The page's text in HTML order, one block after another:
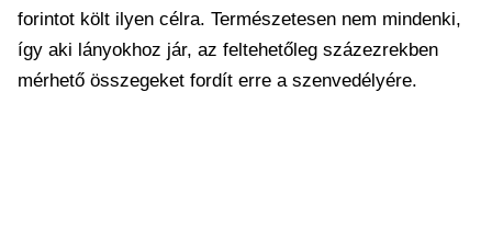
forintot költ ilyen célra. Természetesen nem mindenki,
így aki lányokhoz jár, az feltehetőleg százezrekben
mérhető összegeket fordít erre a szenvedélyére.